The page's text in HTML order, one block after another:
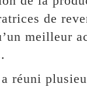
de
meilleur
réuni